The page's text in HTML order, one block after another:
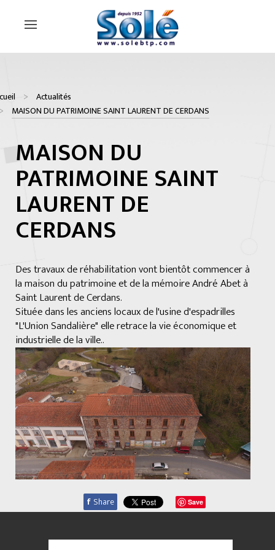
Actualités
MAISON DU PATRIMOINE SAINT LAURENT DE CERDANS
MAISON DU
PATRIMOINE SAINT
LAURENT DE
CERDANS
Des travaux de réhabilitation vont bientôt commencer à
la maison du patrimoine et de la mémoire André Abet à
Saint Laurent de Cerdans.
Située dans les anciens locaux de l'usine d'espadrilles
"L'Union Sandalière" elle retrace la vie économique et
industrielle de la ville..
f Share Save